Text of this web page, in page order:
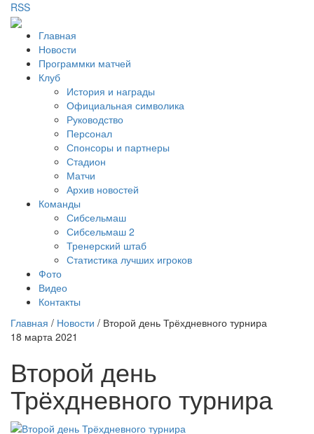
RSS
Главная
Новости
Программки матчей
Клуб
История и награды
Официальная символика
Руководство
Персонал
Спонсоры и партнеры
Стадион
Матчи
Архив новостей
Команды
Сибсельмаш
Сибсельмаш 2
Тренерский штаб
Статистика лучших игроков
Фото
Видео
Контакты
Главная / Новости / Второй день Трёхдневного турнира
18 марта 2021
Второй день
Трёхдневного турнира